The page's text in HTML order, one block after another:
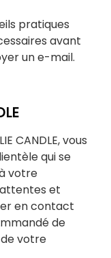
pratiques
avant
un e-mail.
CANDLE, vous
qui se
votre
et
en contact
de
votre